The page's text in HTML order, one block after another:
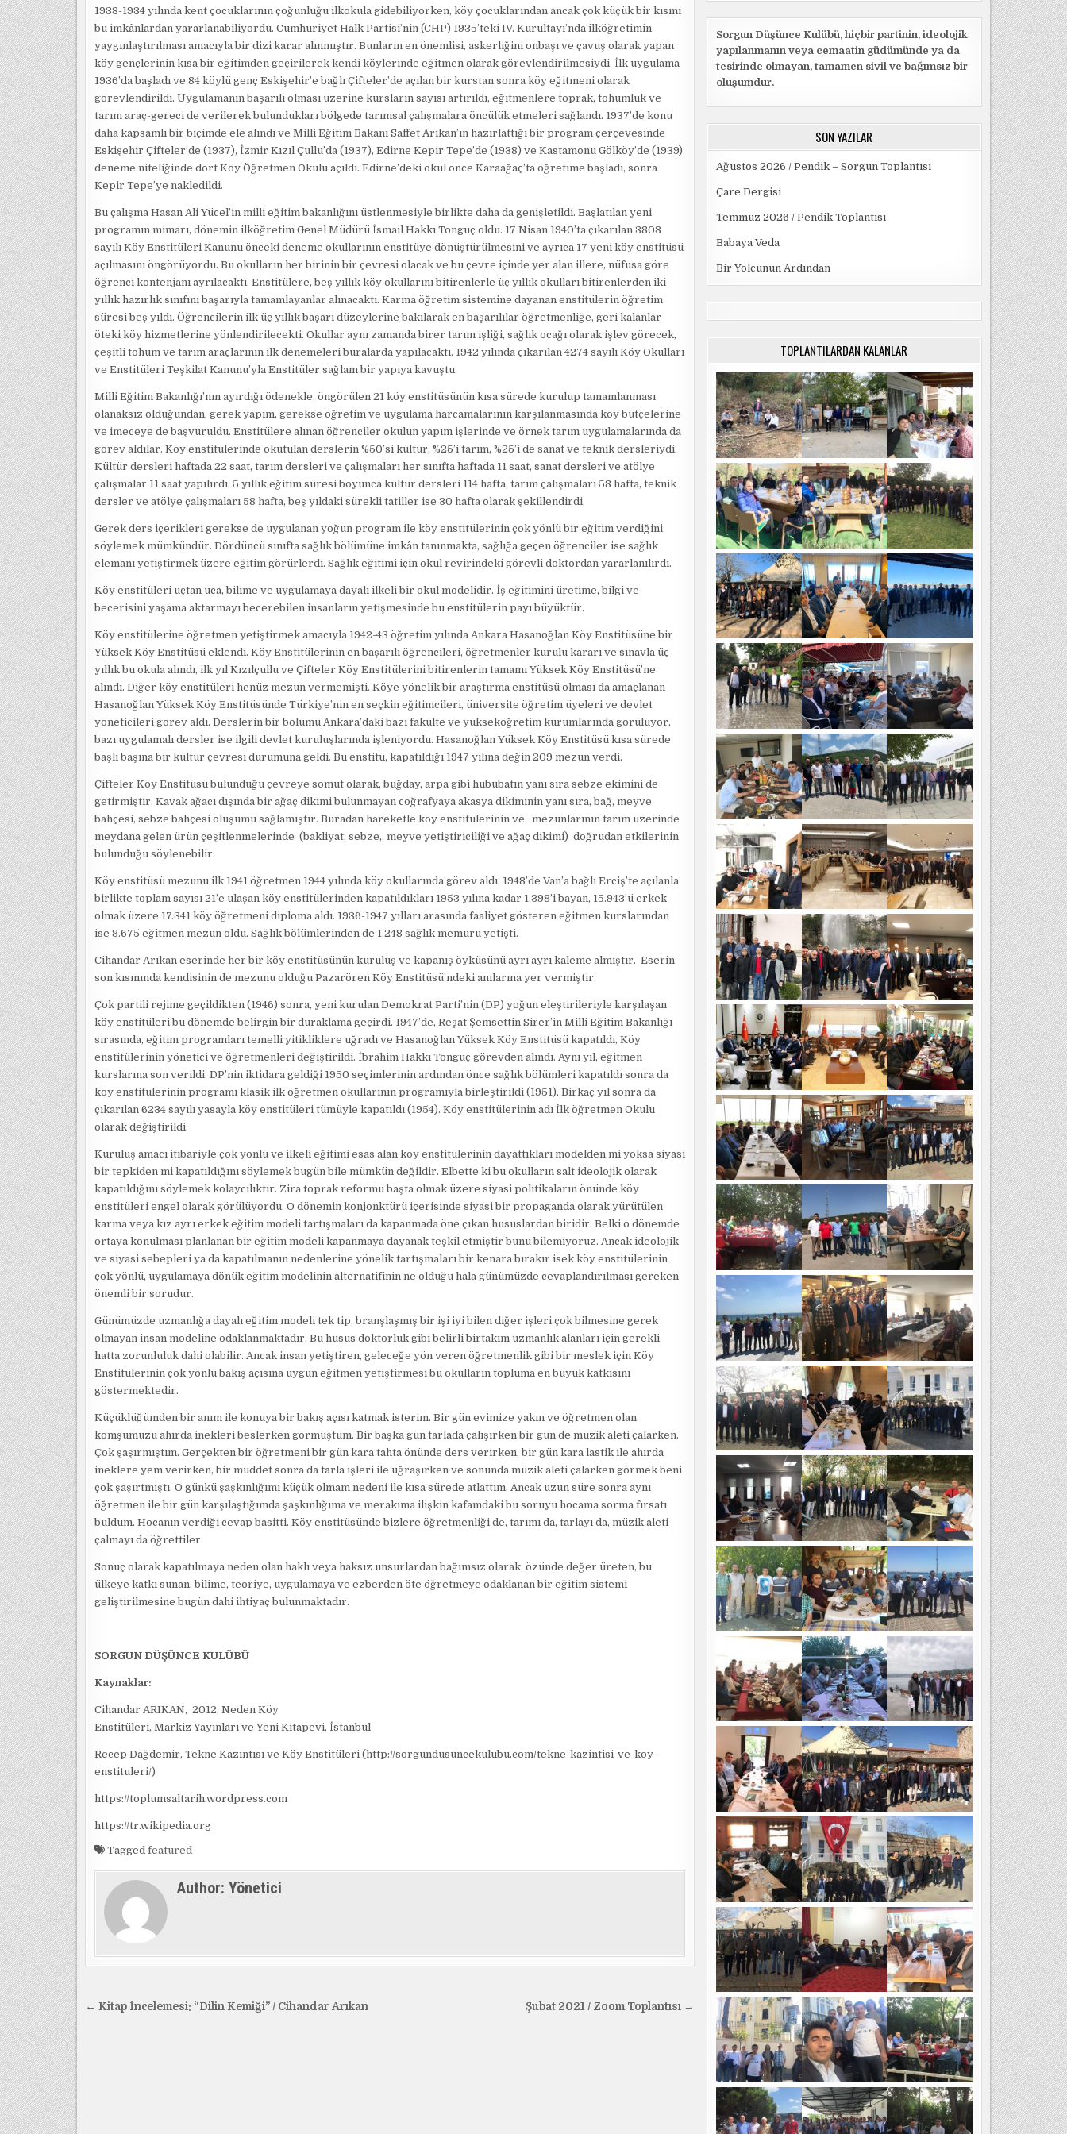
1933-1934 yılında kent çocuklarının çoğunluğu ilkokula gidebiliyorken, köy çocuklarından ancak çok küçük bir kısmı
bu imkânlardan yararlanabiliyordu. Cumhuriyet Halk Partisi’nin (CHP) 1935’teki IV. Kurultayı’nda ilköğretimin
yaygınlaştırılması amacıyla bir dizi karar alınmıştır. Bunların en önemlisi, askerliğini onbaşı ve çavuş olarak yapan
köy gençlerinin kısa bir eğitimden geçirilerek kendi köylerinde eğitmen olarak görevlendirilmesiydi. İlk uygulama
1936’da başladı ve 84 köylü genç Eskişehir’e bağlı Çifteler’de açılan bir kurstan sonra köy eğitmeni olarak
görevlendirildi. Uygulamanın başarılı olması üzerine kursların sayısı artırıldı, eğitmenlere toprak, tohumluk ve
tarım araç-gereci de verilerek bulundukları bölgede tarımsal çalışmalara öncülük etmeleri sağlandı. 1937’de konu
daha kapsamlı bir biçimde ele alındı ve Milli Eğitim Bakanı Saffet Arıkan’ın hazırlattığı bir program çerçevesinde
Eskişehir Çifteler’de (1937), İzmir Kızıl Çullu’da (1937), Edirne Kepir Tepe’de (1938) ve Kastamonu Gölköy’de (1939)
deneme niteliğinde dört Köy Öğretmen Okulu açıldı. Edirne’deki okul önce Karaağaç’ta öğretime başladı, sonra
Kepir Tepe’ye nakledildi.
Bu çalışma Hasan Ali Yücel’in milli eğitim bakanlığını üstlenmesiyle birlikte daha da genişletildi. Başlatılan yeni
programın mimarı, dönemin ilköğretim Genel Müdürü İsmail Hakkı Tonguç oldu. 17 Nisan 1940’ta çıkarılan 3803
sayılı Köy Enstitüleri Kanunu önceki deneme okullarının enstitüye dönüştürülmesini ve ayrıca 17 yeni köy enstitüsü
açılmasını öngörüyordu. Bu okulların her birinin bir çevresi olacak ve bu çevre içinde yer alan illere, nüfusa göre
öğrenci kontenjanı ayrılacaktı. Enstitülere, beş yıllık köy okullarını bitirenlerle üç yıllık okulları bitirenlerden iki
yıllık hazırlık sınıfını başarıyla tamamlayanlar alınacaktı. Karma öğretim sistemine dayanan enstitülerin öğretim
süresi beş yıldı. Öğrencilerin ilk üç yıllık başarı düzeylerine bakılarak en başarılılar öğretmenliğe, geri kalanlar
öteki köy hizmetlerine yönlendirilecekti. Okullar aynı zamanda birer tarım işliği, sağlık ocağı olarak işlev görecek,
çeşitli tohum ve tarım araçlarının ilk denemeleri buralarda yapılacaktı. 1942 yılında çıkarılan 4274 sayılı Köy Okulları
ve Enstitüleri Teşkilat Kanunu’yla Enstitüler sağlam bir yapıya kavuştu.
Milli Eğitim Bakanlığı’nın ayırdığı ödenekle, öngörülen 21 köy enstitüsünün kısa sürede kurulup tamamlanması
olanaksız olduğundan, gerek yapım, gerekse öğretim ve uygulama harcamalarının karşılanmasında köy bütçelerine
ve imeceye de başvuruldu. Enstitülere alınan öğrenciler okulun yapım işlerinde ve örnek tarım uygulamalarında da
görev aldılar. Köy enstitülerinde okutulan derslerin %50’si kültür, %25’i tarım, %25’i de sanat ve teknik dersleriydi.
Kültür dersleri haftada 22 saat, tarım dersleri ve çalışmaları her sınıfta haftada 11 saat, sanat dersleri ve atölye
çalışmalar 11 saat yapılırdı. 5 yıllık eğitim süresi boyunca kültür dersleri 114 hafta, tarım çalışmaları 58 hafta, teknik
dersler ve atölye çalışmaları 58 hafta, beş yıldaki sürekli tatiller ise 30 hafta olarak şekillendirdi.
Gerek ders içerikleri gerekse de uygulanan yoğun program ile köy enstitülerinin çok yönlü bir eğitim verdiğini
söylemek mümkündür. Dördüncü sınıfta sağlık bölümüne imkân tanınmakta, sağlığa geçen öğrenciler ise sağlık
elemanı yetiştirmek üzere eğitim görürlerdi. Sağlık eğitimi için okul revirindeki görevli doktordan yararlanılırdı.
Köy enstitüleri uçtan uca, bilime ve uygulamaya dayalı ilkeli bir okul modelidir. İş eğitimini üretime, bilgi ve
becerisini yaşama aktarmayı becerebilen insanların yetişmesinde bu enstitülerin payı büyüktür.
Köy enstitülerine öğretmen yetiştirmek amacıyla 1942-43 öğretim yılında Ankara Hasanoğlan Köy Enstitüsüne bir
Yüksek Köy Enstitüsü eklendi. Köy Enstitülerinin en başarılı öğrencileri, öğretmenler kurulu kararı ve sınavla üç
yıllık bu okula alındı, ilk yıl Kızılçullu ve Çifteler Köy Enstitülerini bitirenlerin tamamı Yüksek Köy Enstitüsü’ne
alındı. Diğer köy enstitüleri henüz mezun vermemişti. Köye yönelik bir araştırma enstitüsü olması da amaçlanan
Hasanoğlan Yüksek Köy Enstitüsünde Türkiye’nin en seçkin eğitimcileri, üniversite öğretim üyeleri ve devlet
yöneticileri görev aldı. Derslerin bir bölümü Ankara’daki bazı fakülte ve yükseköğretim kurumlarında görülüyor,
bazı uygulamalı dersler ise ilgili devlet kuruluşlarında işleniyordu. Hasanoğlan Yüksek Köy Enstitüsü kısa sürede
başlı başına bir kültür çevresi durumuna geldi. Bu enstitü, kapatıldığı 1947 yılına değin 209 mezun verdi.
Çifteler Köy Enstitüsü bulunduğu çevreye somut olarak, buğday, arpa gibi hububatın yanı sıra sebze ekimini de
getirmiştir. Kavak ağacı dışında bir ağaç dikimi bulunmayan coğrafyaya akasya dikiminin yanı sıra, bağ, meyve
bahçesi, sebze bahçesi oluşumu sağlamıştır. Buradan hareketle köy enstitülerinin ve mezunlarının tarım üzerinde
meydana gelen ürün çeşitlenmelerinde (bakliyat, sebze,, meyve yetiştiriciliği ve ağaç dikimi) doğrudan etkilerinin
bulunduğu söylenebilir.
Köy enstitüsü mezunu ilk 1941 öğretmen 1944 yılında köy okullarında görev aldı. 1948’de Van’a bağlı Erciş’te açılanla
birlikte toplam sayısı 21’e ulaşan köy enstitülerinden kapatıldıkları 1953 yılına kadar 1.398’i bayan, 15.943’ü erkek
olmak üzere 17.341 köy öğretmeni diploma aldı. 1936-1947 yılları arasında faaliyet gösteren eğitmen kurslarından
ise 8.675 eğitmen mezun oldu. Sağlık bölümlerinden de 1.248 sağlık memuru yetişti.
Cihandar Arıkan eserinde her bir köy enstitüsünün kuruluş ve kapanış öyküsünü ayrı ayrı kaleme almıştır. Eserin
son kısmında kendisinin de mezunu olduğu Pazarören Köy Enstitüsü’ndeki anılarına yer vermiştir.
Çok partili rejime geçildikten (1946) sonra, yeni kurulan Demokrat Parti’nin (DP) yoğun eleştirileriyle karşılaşan
köy enstitüleri bu dönemde belirgin bir duraklama geçirdi. 1947’de, Reşat Şemsettin Sirer’in Milli Eğitim Bakanlığı
sırasında, eğitim programları temelli yitikliklere uğradı ve Hasanoğlan Yüksek Köy Enstitüsü kapatıldı, Köy
enstitülerinin yönetici ve öğretmenleri değiştirildi. İbrahim Hakkı Tonguç görevden alındı. Aynı yıl, eğitmen
kurslarına son verildi. DP’nin iktidara geldiği 1950 seçimlerinin ardından önce sağlık bölümleri kapatıldı sonra da
köy enstitülerinin programı klasik ilk öğretmen okullarının programıyla birleştirildi (1951). Birkaç yıl sonra da
çıkarılan 6234 sayılı yasayla köy enstitüleri tümüyle kapatıldı (1954). Köy enstitülerinin adı İlk öğretmen Okulu
olarak değiştirildi.
Kuruluş amacı itibariyle çok yönlü ve ilkeli eğitimi esas alan köy enstitülerinin dayattıkları modelden mi yoksa siyasi
bir tepkiden mi kapatıldığını söylemek bugün bile mümkün değildir. Elbette ki bu okulların salt ideolojik olarak
kapatıldığını söylemek kolaycılıktır. Zira toprak reformu başta olmak üzere siyasi politikaların önünde köy
enstitüleri engel olarak görülüyordu. O dönemin konjonktürü içerisinde siyasi bir propaganda olarak yürütülen
karma veya kız ayrı erkek eğitim modeli tartışmaları da kapanmada öne çıkan hususlardan biridir. Belki o dönemde
ortaya konulması planlanan bir eğitim modeli kapanmaya dayanak teşkil etmiştir bunu bilemiyoruz. Ancak ideolojik
ve siyasi sebepleri ya da kapatılmanın nedenlerine yönelik tartışmaları bir kenara bırakır isek köy enstitülerinin
çok yönlü, uygulamaya dönük eğitim modelinin alternatifinin ne olduğu hala günümüzde cevaplandırılması gereken
önemli bir sorudur.
Günümüzde uzmanlığa dayalı eğitim modeli tek tip, branşlaşmış bir işi iyi bilen diğer işleri çok bilmesine gerek
olmayan insan modeline odaklanmaktadır. Bu husus doktorluk gibi belirli birtakım uzmanlık alanları için gerekli
hatta zorunluluk dahi olabilir. Ancak insan yetiştiren, geleceğe yön veren öğretmenlik gibi bir meslek için Köy
Enstitülerinin çok yönlü bakış açısına uygun eğitmen yetiştirmesi bu okulların topluma en büyük katkısını
göstermektedir.
Küçüklüğümden bir anım ile konuya bir bakış açısı katmak isterim. Bir gün evimize yakın ve öğretmen olan
komşumuzu ahırda inekleri beslerken görmüştüm. Bir başka gün tarlada çalışırken bir gün de müzik aleti çalarken.
Çok şaşırmıştım. Gerçekten bir öğretmeni bir gün kara tahta önünde ders verirken, bir gün kara lastik ile ahırda
ineklere yem verirken, bir müddet sonra da tarla işleri ile uğraşırken ve sonunda müzik aleti çalarken görmek beni
çok şaşırtmıştı. O günkü şaşkınlığımı küçük olmam nedeni ile kısa sürede atlattım. Ancak uzun süre sonra aynı
öğretmen ile bir gün karşılaştığımda şaşkınlığıma ve merakıma ilişkin kafamdaki bu soruyu hocama sorma fırsatı
buldum. Hocanın verdiği cevap basitti. Köy enstitüsünde bizlere öğretmenliği de, tarımı da, tarlayı da, müzik aleti
çalmayı da öğrettiler.
Sonuç olarak kapatılmaya neden olan haklı veya haksız unsurlardan bağımsız olarak, özünde değer üreten, bu
ülkeye katkı sunan, bilime, teoriye, uygulamaya ve ezberden öte öğretmeye odaklanan bir eğitim sistemi
geliştirilmesine bugün dahi ihtiyaç bulunmaktadır.
SORGUN DÜŞÜNCE KULÜBÜ
Kaynaklar:
Cihandar ARIKAN, 2012, Neden Köy
Enstitüleri, Markiz Yayınları ve Yeni Kitapevi, İstanbul
Recep Dağdemir, Tekne Kazıntısı ve Köy Enstitüleri (http://sorgundusuncekulubu.com/tekne-kazintisi-ve-koy-
enstituleri/)
https://toplumsaltarih.wordpress.com
https://tr.wikipedia.org
Tagged featured
Author: Yönetici
Yazı Şubat 2021 / Zoom Toplantısı →
← Kitap İncelemesi: “Dilin Kemiği” / Cihandar Arıkan
Sorgun Düşünce Kulübü, hiçbir partinin, ideolojik
yapılanmanın veya cemaatin güdümünde ya da
tesirinde olmayan, tamamen sivil ve bağımsız bir
oluşumdur.
SON YAZILAR
Ağustos 2026 / Pendik – Sorgun Toplantısı
Çare Dergisi
Temmuz 2026 / Pendik Toplantısı
Babaya Veda
Bir Yolcunun Ardından
TOPLANTILARDAN KALANLAR